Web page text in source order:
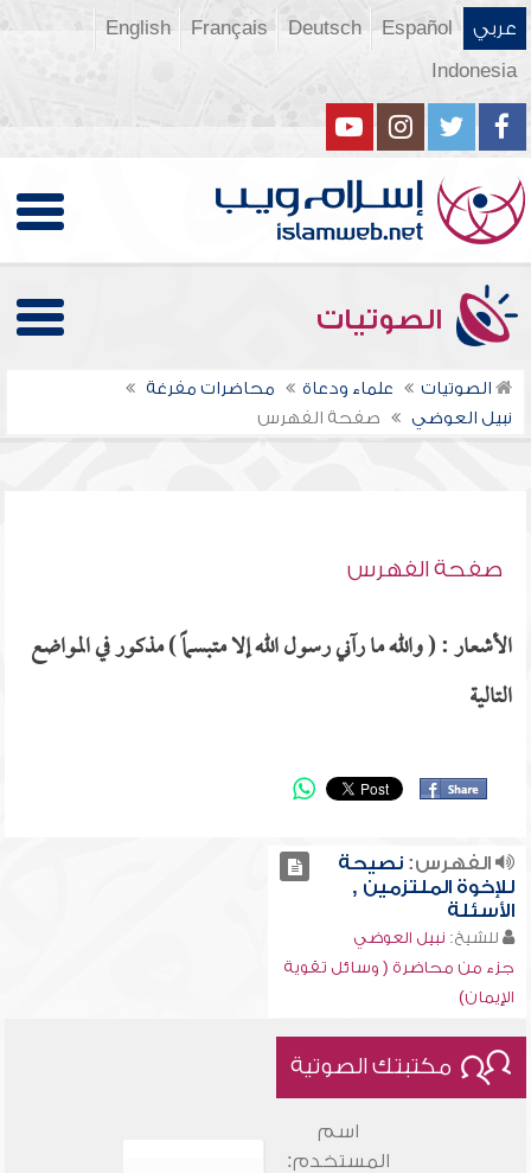
عربي Español
Deutsch
Français
English
Indonesia
الصوتيات
الصوتيات علماء ودعاة
محاضرات مفرغة
نبيل العوضي
صفحة الفهرس
صفحة الفهرس
الأشعار : ( والله ما رآني رسول الله إلا متبسماً ) مذكور في المواضع
التالية
الفهرس:نصيحة
للإخوة الملتزمين ,
الأسئلة
للشيخ: نبيل العوضي
جزء من محاضرة ( وسائل تقوية
الإيمان)
مكتبتك الصوتية
اسم
المستخدم: